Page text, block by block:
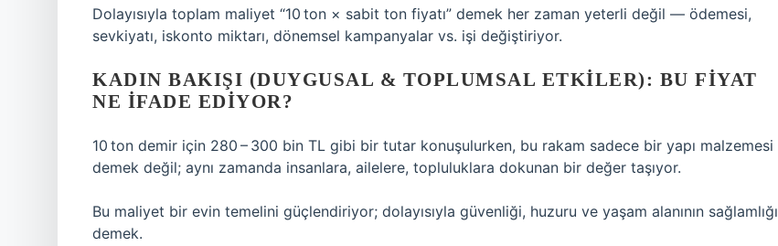
Dolayısıyla toplam maliyet “10 ton × sabit ton fiyatı” demek her zaman yeterli değil — ödemesi,
sevkiyatı, iskonto miktarı, dönemsel kampanyalar vs. işi değiştiriyor.
KADIN BAKIŞI (DUYGUSAL & TOPLUMSAL ETKILER): BU FIYAT
NE İFADE EDIYOR?
10 ton demir için 280 – 300 bin TL gibi bir tutar konuşulurken, bu rakam sadece bir yapı malzemesi
demek değil; aynı zamanda insanlara, ailelere, topluluklara dokunan bir değer taşıyor.
Bu maliyet bir evin temelini güçlendiriyor; dolayısıyla güvenliği, huzuru ve yaşam alanının sağlamlığı
demek.